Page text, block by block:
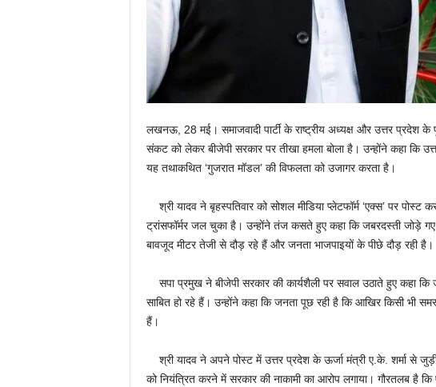
लखनऊ, 28 मई। समाजवादी पार्टी के राष्ट्रीय अध्यक्ष और उत्तर प्रदेश
संकट को लेकर बीजेपी सरकार पर तीखा हमला बोला है। उन्होंने कहा कि
यह तथाकथित ‘गुजरात मॉडल’ की विफलता को उजागर करता है।
श्री यादव ने बृहस्पतिवार को सोशल मीडिया प्लेटफॉर्म ‘एक्स’ पर पोस्ट
ट्रांसफॉर्मर जल चुका है। उन्होंने तंज कसते हुए कहा कि जबरदस्ती जोड़े गए
बावजूद मीटर तेजी से दौड़ रहे हैं और जनता भाजपाइयों के पीछे दौड़ रही है।
सपा प्रमुख ने बीजेपी सरकार की कार्यशैली पर सवाल उठाते हुए कहा
साबित हो रहे हैं। उन्होंने कहा कि जनता पूछ रही है कि आखिर किसी भी
हैं।
श्री यादव ने अपने पोस्ट में उत्तर प्रदेश के ऊर्जा मंत्री ए.के. शर्मा से जुड़ी
को नियंत्रित करने में सरकार की नाकामी का आरोप लगाया। गौरतलब है